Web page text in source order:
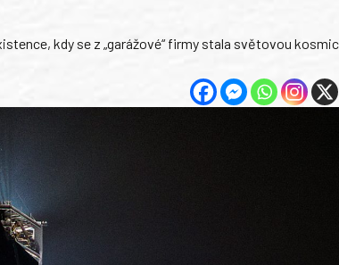
kdy se z „garážové“ firmy stala světovou